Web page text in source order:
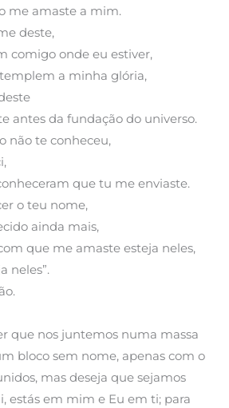
me amaste a mim.
deste,
comigo onde eu estiver,
a minha glória,
antes da fundação do universo.
não te conheceu,
que tu me enviaste.
o teu nome,
ainda mais,
que me amaste esteja neles,
neles”.
que nos juntemos numa massa
bloco sem nome, apenas com o
mas deseja que sejamos
estás em mim e Eu em ti; para